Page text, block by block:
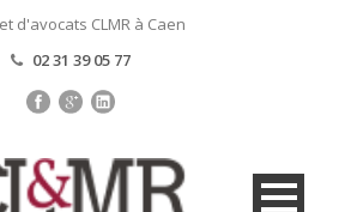
d'avocats CLMR à Caen
02 31 39 05 77